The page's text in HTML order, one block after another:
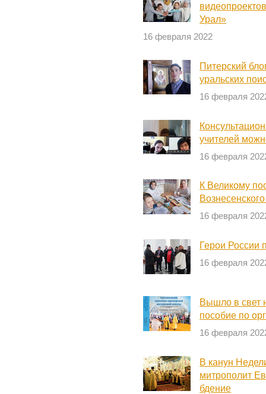
Урал»
16 февраля 2022
Питерский
уральских
16 февраля
учителей
16 февраля
К Великому
16 февраля
Герои России
16 февраля
Вышло в свет
пособие по
16 февраля
В канун
митрополит
бдение